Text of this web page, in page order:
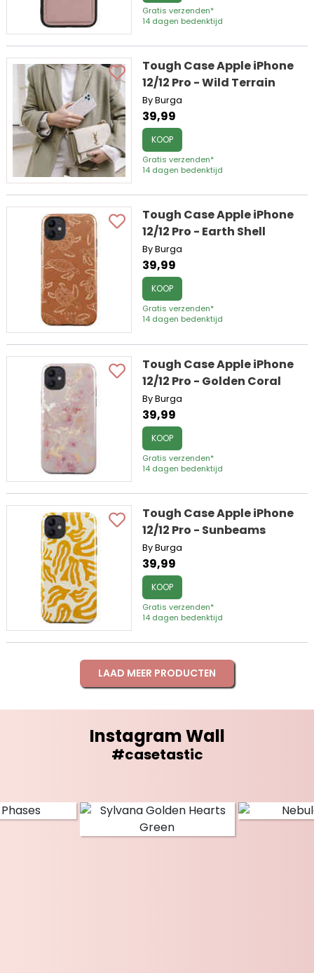
Gratis verzenden*
14 dagen bedenktijd
Tough Case Apple iPhone
12/12 Pro - Wild Terrain
By Burga
39,99
KOOP
Gratis verzenden*
14 dagen bedenktijd
Tough Case Apple iPhone
12/12 Pro - Earth Shell
By Burga
39,99
KOOP
Gratis verzenden*
14 dagen bedenktijd
Tough Case Apple iPhone
12/12 Pro - Golden Coral
By Burga
39,99
KOOP
Gratis verzenden*
14 dagen bedenktijd
Tough Case Apple iPhone
12/12 Pro - Sunbeams
By Burga
39,99
KOOP
Gratis verzenden*
14 dagen bedenktijd
LAAD MEER PRODUCTEN
Instagram Wall
#casetastic